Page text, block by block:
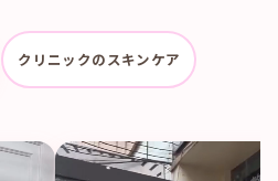
クリニックのスキンケア